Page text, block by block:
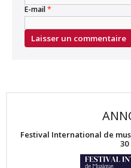
E-mail*
Festival International de